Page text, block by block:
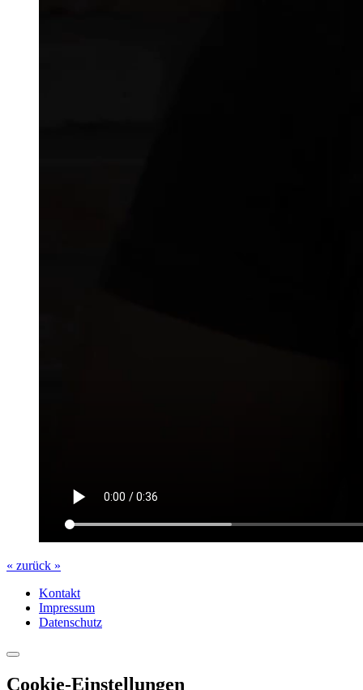
« zurück »
Kontakt
Impressum
Datenschutz
Cookie-Einstellungen